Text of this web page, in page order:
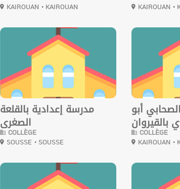
KAIROUAN • KAIROUAN KAIROUAN •
مدرسة إعدادية بالقلعة
الصغرى
COLLÈGE
SOUSSE • SOUSSE
أبو
بالقيروان
COLLÈGE
KAIROUAN •